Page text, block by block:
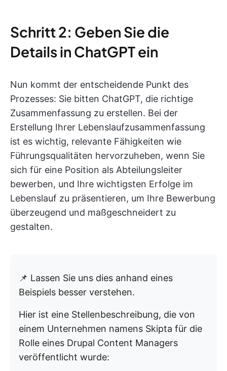
Schritt 2: Geben Sie die
Details in ChatGPT ein
Nun kommt der entscheidende Punkt des
Prozesses: Sie bitten ChatGPT, die richtige
Zusammenfassung zu erstellen. Bei der
Erstellung Ihrer Lebenslaufzusammenfassung
ist es wichtig, relevante Fähigkeiten wie
Führungsqualitäten hervorzuheben, wenn Sie
sich für eine Position als Abteilungsleiter
bewerben, und Ihre wichtigsten Erfolge im
Lebenslauf zu präsentieren, um Ihre Bewerbung
überzeugend und maßgeschneidert zu
gestalten.
📌 Lassen Sie uns dies anhand eines
Beispiels besser verstehen.
Hier ist eine Stellenbeschreibung, die von
einem Unternehmen namens Skipta für die
Rolle eines Drupal Content Managers
veröffentlicht wurde: